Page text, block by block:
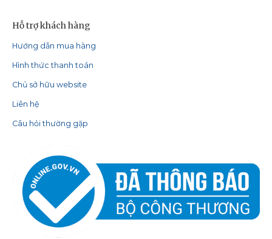
Hỗ trợ khách hàng
Hướng dẫn mua hàng
Hình thức thanh toán
Chủ sở hữu website
Liên hệ
Câu hỏi thường gặp